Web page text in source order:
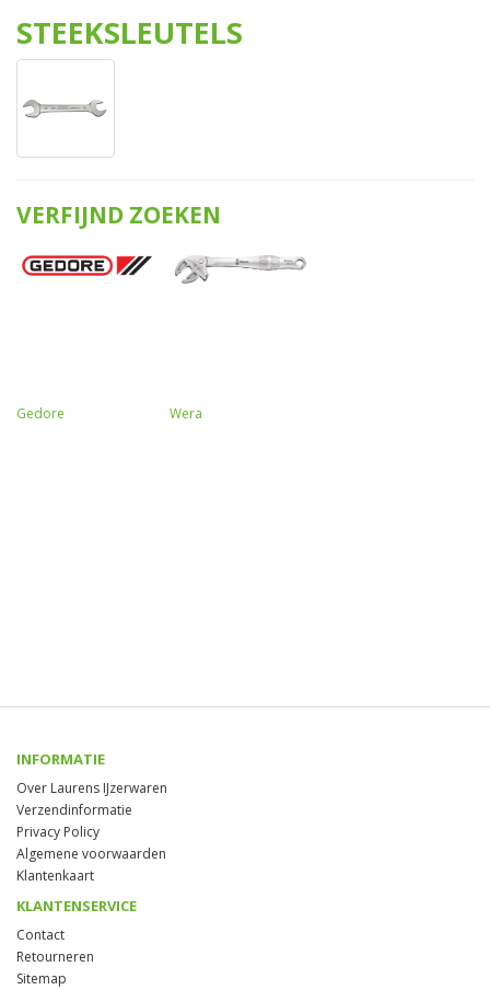
STEEKSLEUTELS
VERFIJND ZOEKEN
Gedore Wera
INFORMATIE
Over Laurens IJzerwaren
Verzendinformatie
Privacy Policy
Algemene voorwaarden
Klantenkaart
KLANTENSERVICE
Contact
Retourneren
Sitemap